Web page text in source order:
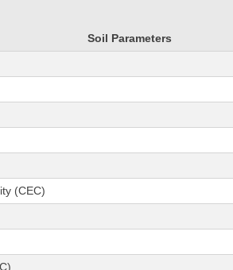
Soil Parameters
(CEC)